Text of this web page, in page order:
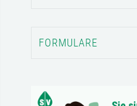
FORMULARE